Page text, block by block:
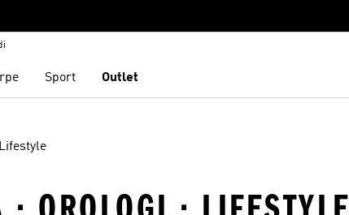
Sport Outlet
Lifestyle